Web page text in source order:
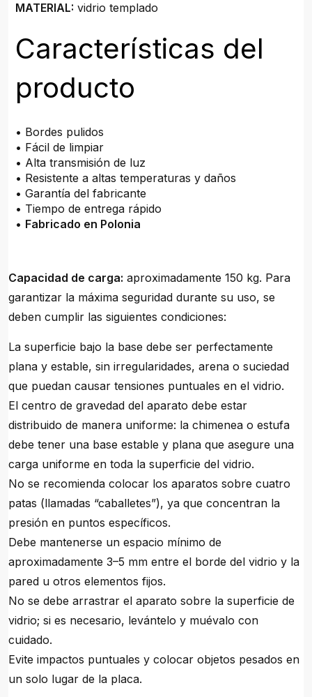
MATERIAL: vidrio templado
Características del
producto
• Bordes pulidos
• Fácil de limpiar
• Alta transmisión de luz
• Resistente a altas temperaturas y daños
• Garantía del fabricante
• Tiempo de entrega rápido
• Fabricado en Polonia
Capacidad de carga: aproximadamente 150 kg. Para
garantizar la máxima seguridad durante su uso, se
deben cumplir las siguientes condiciones:
La superficie bajo la base debe ser perfectamente
plana y estable, sin irregularidades, arena o suciedad
que puedan causar tensiones puntuales en el vidrio.
El centro de gravedad del aparato debe estar
distribuido de manera uniforme: la chimenea o estufa
debe tener una base estable y plana que asegure una
carga uniforme en toda la superficie del vidrio.
No se recomienda colocar los aparatos sobre cuatro
patas (llamadas “caballetes”), ya que concentran la
presión en puntos específicos.
Debe mantenerse un espacio mínimo de
aproximadamente 3–5 mm entre el borde del vidrio y la
pared u otros elementos fijos.
No se debe arrastrar el aparato sobre la superficie de
vidrio; si es necesario, levántelo y muévalo con
cuidado.
Evite impactos puntuales y colocar objetos pesados en
un solo lugar de la placa.